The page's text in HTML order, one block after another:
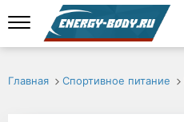
Главная Спортивное питание